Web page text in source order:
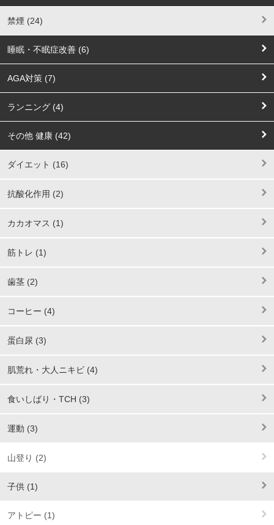
禁煙 (24)
睡眠・不眠症改善 (6)
AGA対策 (7)
ランニング (4)
その他 健康 (42)
ダイエット (16)
抗酸化作用 (2)
カカオマス (1)
筋トレ (1)
歯茎 (2)
コーヒー (4)
蛋白尿 (3)
肌荒れ・大人ニキビ (4)
食いしばり・TCH (3)
運動 (3)
山登り (2)
子供 (1)
アトピー (1)